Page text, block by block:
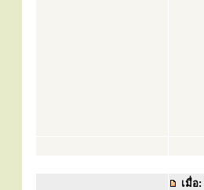
เมื่อ: